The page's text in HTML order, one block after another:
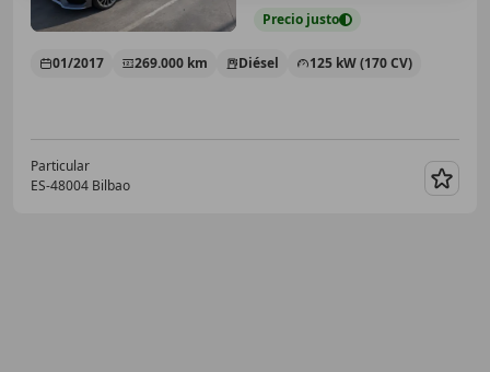
Precio justo
01/2017 269.000 km Diésel 125 kW (170 CV)
Particular
ES-48004 Bilbao